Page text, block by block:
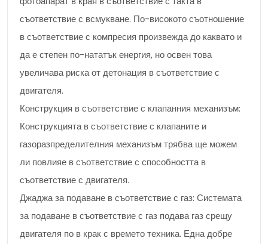
съответствие с всмукване. По-високото съотношение
в съответствие с компресия произвежда до каквато и
да е степен по-нататък енергия, но освен това
увеличава риска от детонация в съответствие с
двигателя.
Конструкция в съответствие с клапанния механизъм:
Конструкцията в съответствие с клапаните и
газоразпределителния механизъм трябва ще можем
ли повлияе в съответствие с способността в
съответствие с двигателя.
Джаджа за подаване в съответствие с газ: Системата
за подаване в съответствие с газ подава газ срещу
двигателя по в крак с времето техника. Една добре